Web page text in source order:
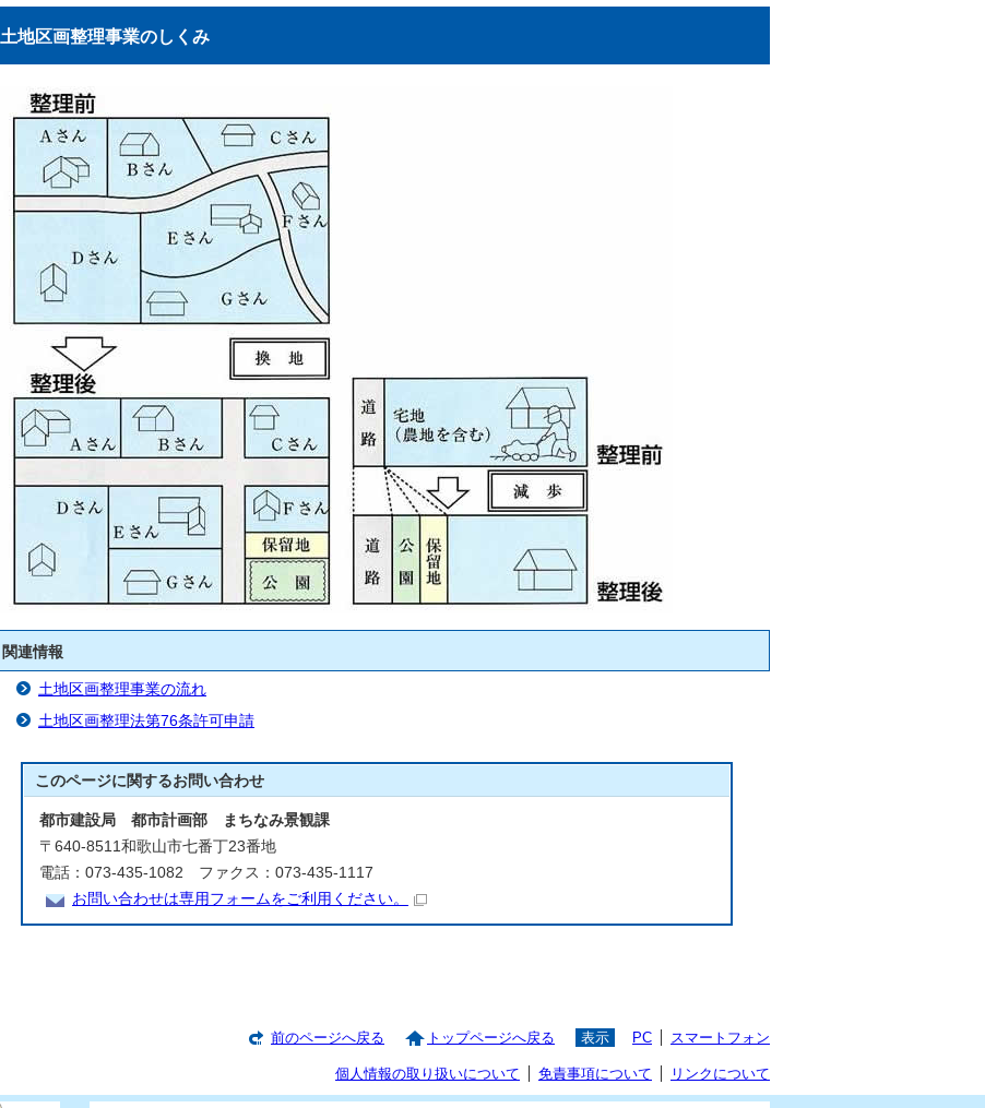
土地区画整理事業のしくみ
関連情報
土地区画整理事業の流れ
土地区画整理法第76条許可申請
このページに関するお問い合わせ
都市建設局 都市計画部 まちなみ景観課
〒640-8511和歌山市七番丁23番地
電話：073-435-1082 ファクス：073-435-1117
お問い合わせは専用フォームをご利用ください。
前のページへ戻る トップページへ戻る 表示 PC スマートフォン
個人情報の取り扱いについて 免責事項について リンクについて